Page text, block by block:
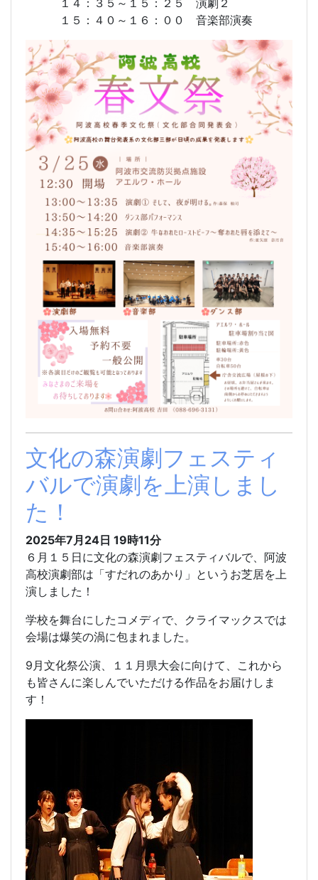
１５：４０～１６：００ 音楽部演奏
文化の森演劇フェスティ
バルで演劇を上演しまし
た！
2025年7月24日 19時11分
６月１５日に文化の森演劇フェスティバルで、阿波
高校演劇部は「すだれのあかり」というお芝居を上
演しました！
学校を舞台にしたコメディで、クライマックスでは
会場は爆笑の渦に包まれました。
9月文化祭公演、１１月県大会に向けて、これから
も皆さんに楽しんでいただける作品をお届けしま
す！